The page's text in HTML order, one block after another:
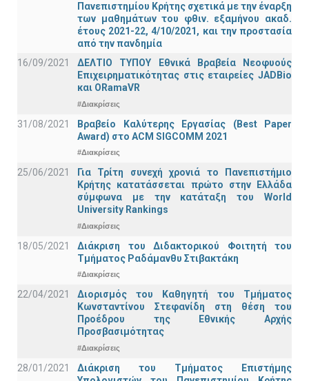
Πανεπιστημίου Κρήτης σχετικά με την έναρξη
των μαθημάτων του φθιν. εξαμήνου ακαδ.
έτους 2021-22, 4/10/2021, και την προστασία
από την πανδημία
16/09/2021
ΔΕΛΤΙΟ ΤΥΠΟΥ Εθνικά Βραβεία Νεοφυούς
Επιχειρηματικότητας στις εταιρείες JADBio
και ORamaVR
#Διακρίσεις
31/08/2021
Βραβείο Καλύτερης Εργασίας (Best Paper
Award) στο ACM SIGCOMM 2021
#Διακρίσεις
25/06/2021
Για Τρίτη συνεχή χρονιά το Πανεπιστήμιο
Κρήτης κατατάσσεται πρώτο στην Ελλάδα
σύμφωνα με την κατάταξη του World
University Rankings
#Διακρίσεις
18/05/2021
Διάκριση του Διδακτορικού Φοιτητή του
Τμήματος Ραδάμανθυ Στιβακτάκη
#Διακρίσεις
22/04/2021
Διορισμός του Καθηγητή του Τμήματος
Κωνσταντίνου Στεφανίδη στη θέση του
Προέδρου της Εθνικής Αρχής
Προσβασιμότητας
#Διακρίσεις
28/01/2021
Διάκριση του Τμήματος Επιστήμης